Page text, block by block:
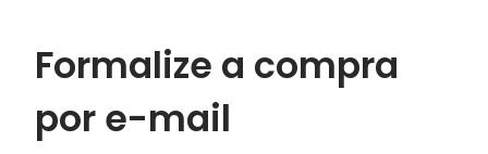
Formalize a compra
por e-mail